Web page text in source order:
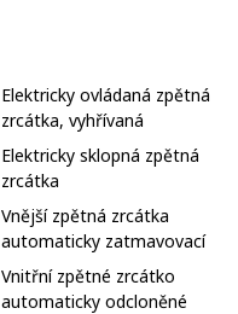
Elektricky ovládaná zpětná
zrcátka, vyhřívaná
Elektricky sklopná zpětná
zrcátka
Vnější zpětná zrcátka
automaticky zatmavovací
Vnitřní zpětné zrcátko
automaticky odcloněné